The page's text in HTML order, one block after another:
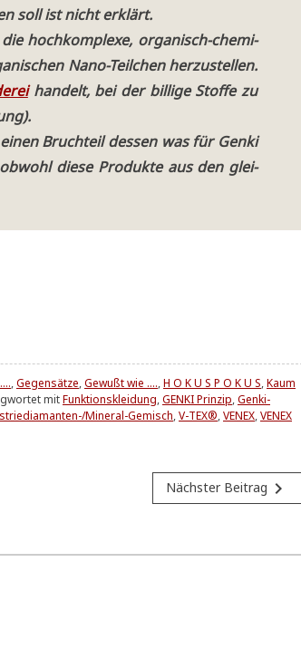
soll ist nicht erklärt.
hoch­kom­ple­xe, orga­nisch-che­mi­
Nano-Teil­chen her­zu­stel­len.
han­delt, bei der bil­li­ge Stof­fe zu
Bruch­teil des­sen was für Gen­ki
die­se Pro­duk­te aus den glei­
,Gegensätze,Gewußt wie ....,H O K U S P O K U S,Kaum
mitFunktionskleidung,GENKI Prinzip,Genki-
Mineral-Gemisch,V-TEX®,VENEX,VENEX
Nächster Beitrag navigate_next